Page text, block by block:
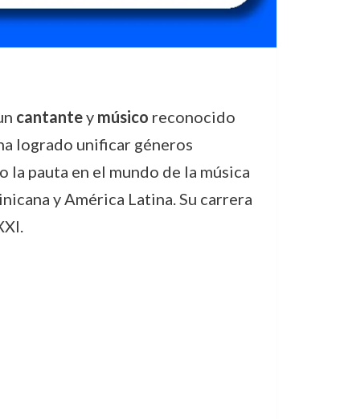
cantantey músico reconocido
logrado unificar géneros
pauta en el mundo de la música
y América Latina. Su carrera